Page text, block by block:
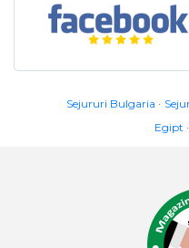
Sejururi Bulgaria
Egipt